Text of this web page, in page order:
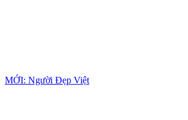
MỚI: Người Đẹp Việt